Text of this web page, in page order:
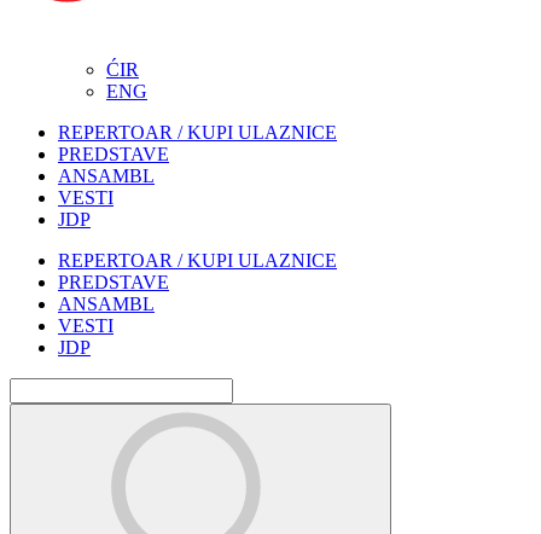
ĆIR
ENG
REPERTOAR / KUPI ULAZNICE
PREDSTAVE
ANSAMBL
VESTI
JDP
REPERTOAR / KUPI ULAZNICE
PREDSTAVE
ANSAMBL
VESTI
JDP